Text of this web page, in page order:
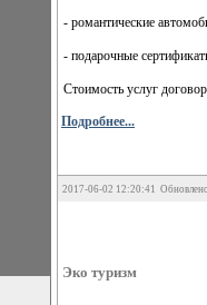
- романтические
- подарочные
Стоимость услуг
Подробнее...
2017-06-02 12:20:41
Эко туризм